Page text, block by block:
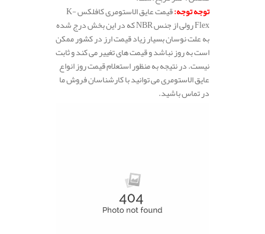
توجه توجه:
قیمت عایق الاستومری کافلکس K-
Flex رولی از جنس NBR که در این بخش درج شده
به علت نوسان بسیار زیاد قیمت ارز در کشور ممکن
است به روز نباشد و قیمت های تغییر می کند و ثابت
نیست. در نتیجه به منظور استعلام قیمت روز انواع
عایق الاستومری می توانید با کارشناسان فروش ما
در تماس باشید.